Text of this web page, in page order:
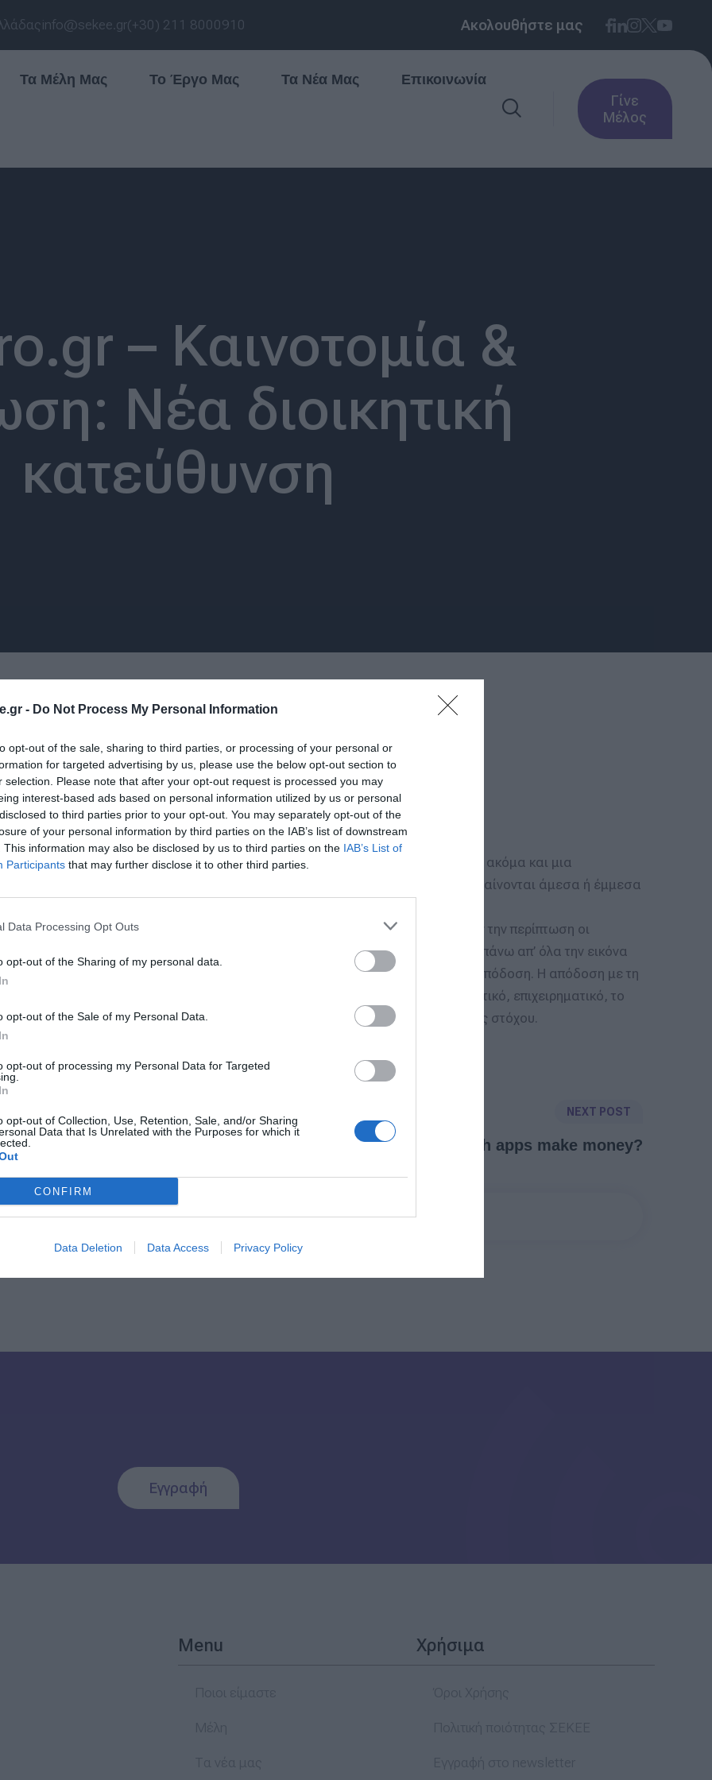
- Do Not Process My Personal Information
opt-out of the sale, sharing to third parties, or processing of your personal or
for targeted advertising by us, please use the below opt-out section to
selection. Please note that after your opt-out request is processed you may
interest-based ads based on personal information utilized by us or personal
to third parties prior to your opt-out. You may separately opt-out of the
of your personal information by third parties on the IAB’s list of downstream
This information may also be disclosed by us to third parties on the IAB’s List of
Participants that may further disclose it to other third parties.
Data Processing Opt Outs
opt-out of the Sharing of my personal data.
opt-out of the Sale of my Personal Data.
opt-out of processing my Personal Data for Targeted
opt-out of Collection, Use, Retention, Sale, and/or Sharing
Data that Is Unrelated with the Purposes for which it
CONFIRM
Data Deletion Data Access Privacy Policy
info@sekee.gr(+30) 211 8000910 Ακολουθήστε μας
Τα Μέλη Μας Το Έργο Μας Τα Νέα Μας Επικοινωνία
Γίνε
Μέλος
– Καινοτομία &
Νέα διοικητική
κατεύθυνση
Ίσως ένα καινούργιο προϊόν ή μια καινούργια χρήση υπάρχοντος προϊόντος ή ακόμα και μια
το κόστος. Αυτού του είδους οι καινοτομικές παρεμβάσεις είναι αυτές που φαίνονται άμεσα ή έμμεσα
η μέθοδος διοίκησης και η κουλτούρα της επιχείρησης.
Σε αυτήν την περίπτωση οι
οργανισμό και μακροπρόθεσμα περνούν και στους καταναλωτές, βελτιώνοντας πάνω απ’ όλα την εικόνα
προς το καλύτερο, τότε αυτό θα επιφέρει ικανοποίηση, αρμονία, αλλά και απόδοση. Η απόδοση με τη
Το κέρδος δηλαδή δεν είναι μόνο ψυχολογικό, αλλά και πρακτικό, επιχειρηματικό, το
εξυπηρέτηση των αναγκών των πελατών ή ακόμα και σε διεύρυνση της αγοράς στόχου.
mobile device
NEXT POST
Vision Mobile - Which apps make money?
Back to Blog Post
Εγγραφή
Menu Χρήσιμα